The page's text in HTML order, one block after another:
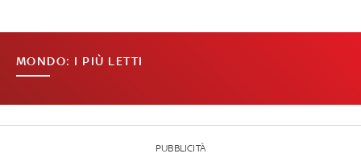
MONDO: I PIÙ LETTI
PUBBLICITÀ